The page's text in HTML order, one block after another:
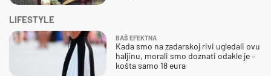
LIFESTYLE
BAŠ EFEKTNA
Kada smo na zadarskoj rivi ugledali ovu
haljinu, morali smo doznati odakle je –
košta samo 18 eura